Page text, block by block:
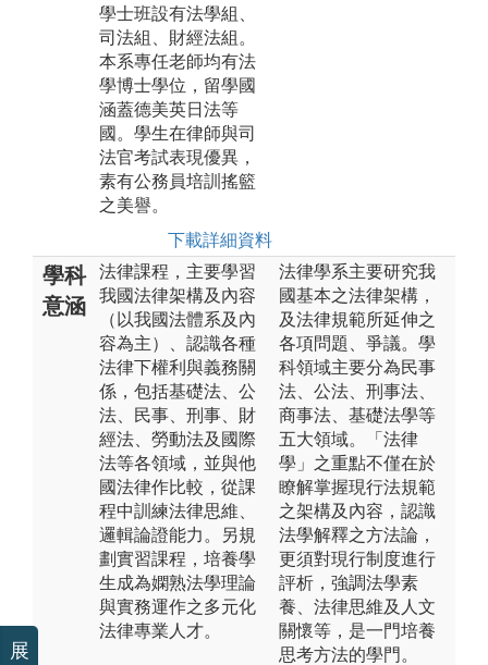
學士班設有法學組、
司法組、財經法組。
本系專任老師均有法
學博士學位，留學國
涵蓋德美英日法等
國。學生在律師與司
法官考試表現優異，
素有公務員培訓搖籃
之美譽。
下載詳細資料
學科
意涵
法律課程，主要學習
我國法律架構及內容
（以我國法體系及內
容為主）、認識各種
法律下權利與義務關
係，包括基礎法、公
法、民事、刑事、財
經法、勞動法及國際
法等各領域，並與他
國法律作比較，從課
程中訓練法律思維、
邏輯論證能力。另規
劃實習課程，培養學
生成為嫻熟法學理論
與實務運作之多元化
法律專業人才。
法律學系主要研究我
國基本之法律架構，
及法律規範所延伸之
各項問題、爭議。學
科領域主要分為民事
法、公法、刑事法、
商事法、基礎法學等
五大領域。「法律
學」之重點不僅在於
瞭解掌握現行法規範
之架構及內容，認識
法學解釋之方法論，
更須對現行制度進行
評析，強調法學素
養、法律思維及人文
關懷等，是一門培養
思考方法的學門。
展